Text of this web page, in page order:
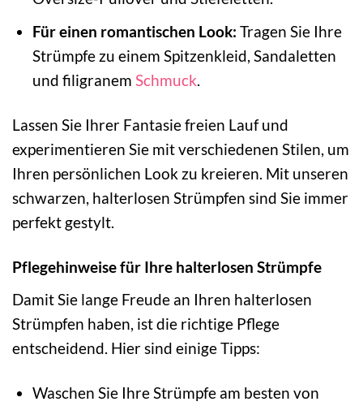
Für einen romantischen Look: Tragen Sie Ihre
Strümpfe zu einem Spitzenkleid, Sandaletten
und filigranem Schmuck.
Lassen Sie Ihrer Fantasie freien Lauf und
experimentieren Sie mit verschiedenen Stilen, um
Ihren persönlichen Look zu kreieren. Mit unseren
schwarzen, halterlosen Strümpfen sind Sie immer
perfekt gestylt.
Pflegehinweise für Ihre halterlosen Strümpfe
Damit Sie lange Freude an Ihren halterlosen
Strümpfen haben, ist die richtige Pflege
entscheidend. Hier sind einige Tipps:
Waschen Sie Ihre Strümpfe am besten von